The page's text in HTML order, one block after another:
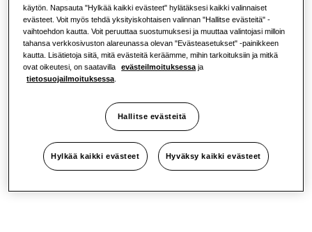
One Samsung
käytön. Napsauta "Hylkää kaikki evästeet" hylätäksesi kaikki valinnaiset
evästeet. Voit myös tehdä yksityiskohtaisen valinnan "Hallitse evästeitä" -
vaihtoehdon kautta. Voit peruuttaa suostumuksesi ja muuttaa valintojasi milloin
tahansa verkkosivuston alareunassa olevan "Evästeasetukset" -painikkeen
kautta. Lisätietoja siitä, mitä evästeitä keräämme, mihin tarkoituksiin ja mitkä
ovat oikeutesi, on saatavilla
evästeilmoituksessa ja
tietosuojailmoituksessa
Hallitse evästeitä
Hylkää kaikki evästeet Hyväksy kaikki evästeet